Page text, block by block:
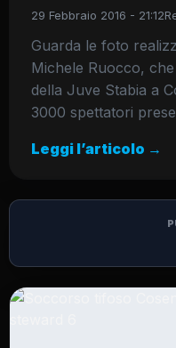
29 Febbraio 2016 - 21:12
Guarda le foto
Michele Ruocco,
della Juve Stabia a
3000 spettatori
Leggi l’articolo →